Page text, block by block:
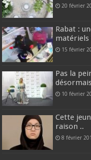
20 février
Rabat :
matériels
15 février
Pas la
10 février
Cette
raison ..
8 février